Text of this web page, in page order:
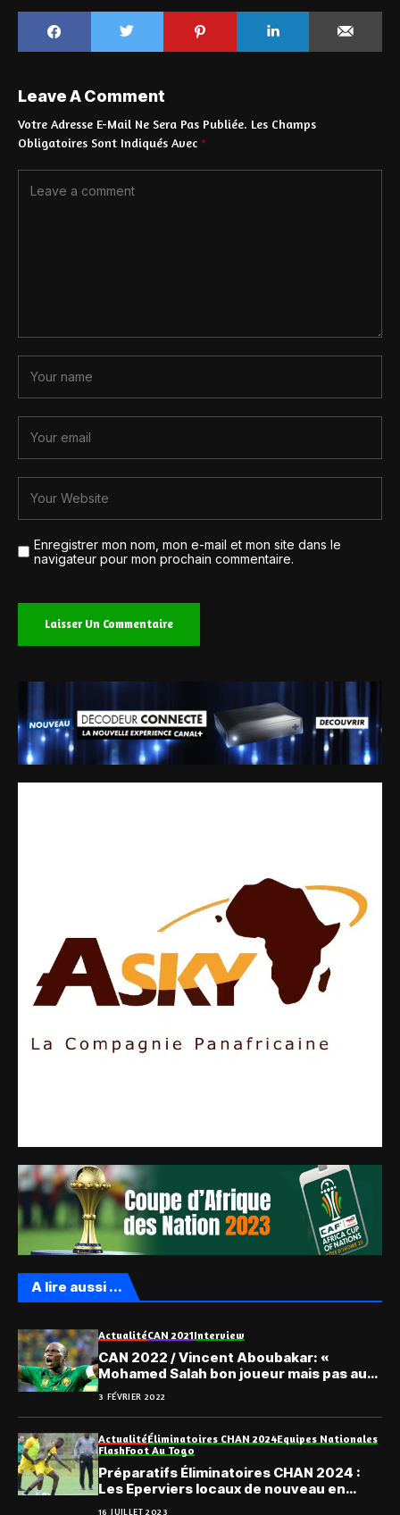
Leave A Comment
Votre Adresse E-Mail Ne Sera Pas Publiée. Les Champs
Obligatoires Sont Indiqués Avec *
Enregistrer mon nom, mon e-mail et mon site dans le
navigateur pour mon prochain commentaire.
A lire aussi ...
ActualitéCAN 2021Interview
CAN 2022 / Vincent Aboubakar: «
Mohamed Salah bon joueur mais pas au
niveau de Mbappé »
3 FÉVRIER 2022
ActualitéÉliminatoires CHAN 2024Equipes Nationales
FlashFoot Au Togo
Préparatifs Éliminatoires CHAN 2024 :
Les Eperviers locaux de nouveau en
stage
16 JUILLET 2023